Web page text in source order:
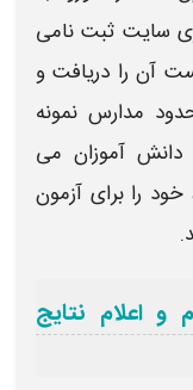
سایت ثبت نامی
آن را دریافت و
مدارس نمونه
دانش آموزان می
را برای آزمون
اعلام نتایج